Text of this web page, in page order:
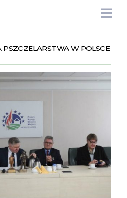
W POLSCE